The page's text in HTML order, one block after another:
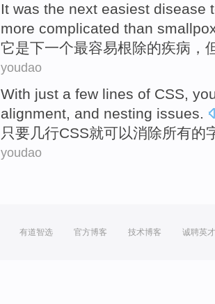
It was the next easiest disease
more complicated than
它是下一个最容易根除的疾病 ，
youdao
With just a few lines of CSS,
alignment, and nesting issues.
只要几行CSS就可以消除所有的
youdao
有道智选 官方博客 技术博客 诚聘英才